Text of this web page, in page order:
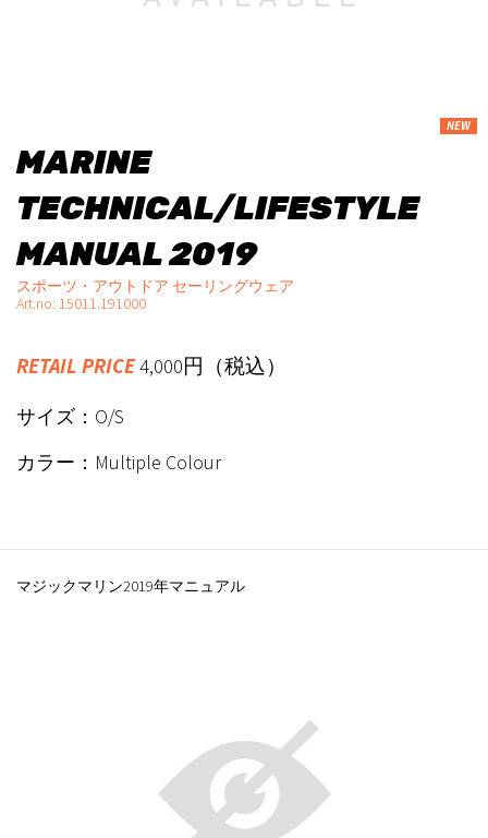
MARINE
TECHNICAL/LIFESTYLE
MANUAL 2019
NEW
スポーツ・アウトドア セーリングウェア
Art.no: 15011.191000
RETAIL PRICE4,000円（税込）
サイズ：O/S
カラー：Multiple Colour
マジックマリン2019年マニュアル